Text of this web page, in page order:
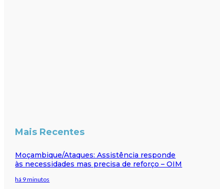
Mais Recentes
Moçambique/Ataques: Assistência responde
às necessidades mas precisa de reforço – OIM
há 9 minutos